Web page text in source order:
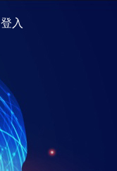
登入